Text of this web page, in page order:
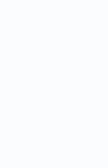
кожен